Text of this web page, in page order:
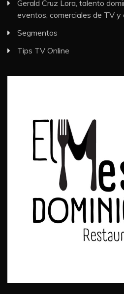
Gerald Cruz Lora, talento
eventos, comerciales de TV y
Segmentos
Tips TV Online